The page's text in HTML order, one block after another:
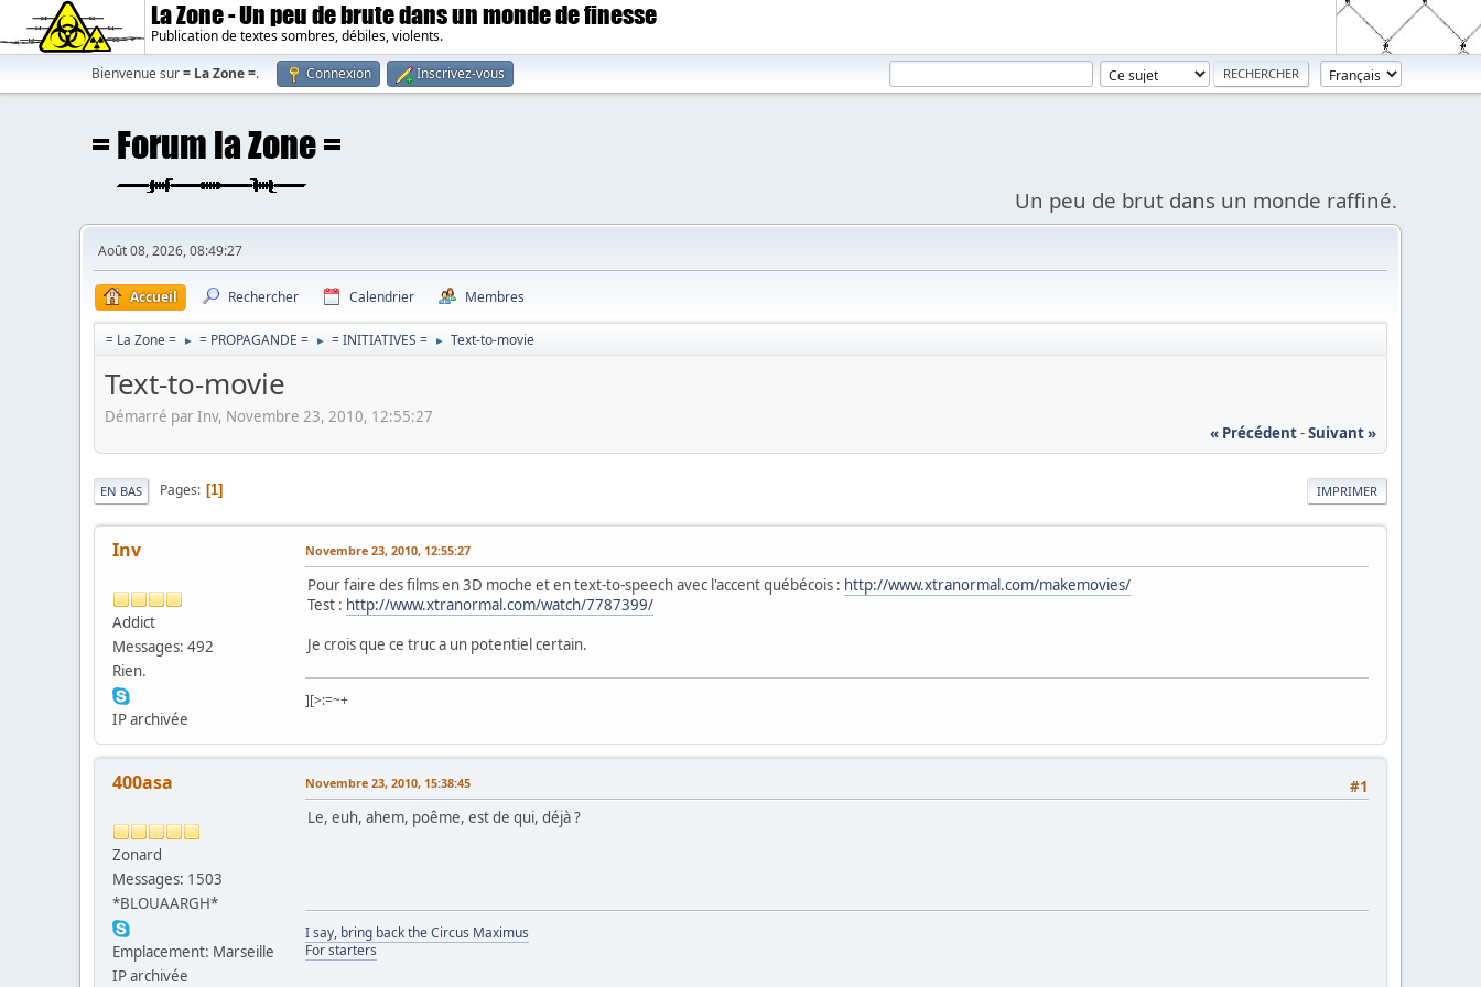
La Zone - Un peu de brute dans un monde de finesse
Publication de textes sombres, débiles, violents.
Bienvenue sur= La Zone =. Connexion Inscrivez-vous
Un peu de brut dans un monde raffiné.
Août 08, 2026, 08:49:27
Accueil Rechercher Calendrier Membres
= La Zone = ► = PROPAGANDE = ► = INITIATIVES = ► Text-to-movie
Text-to-movie
Démarré par Inv, Novembre 23, 2010, 12:55:27
« Précédent-Suivant »
IMPRIMER
EN BAS Pages 1
Inv
Addict
Messages: 492
Rien.
IP archivée
Novembre 23, 2010, 12:55:27
Pour faire des films en 3D moche et en text-to-speech avec l'accent québécois : http://www.xtranormal.com/makemovies/
Test : http://www.xtranormal.com/watch/7787399/
Je crois que ce truc a un potentiel certain.
][>:=~+
400asa
Zonard
Messages: 1503
*BLOUAARGH*
Emplacement: Marseille
IP archivée
#1
Novembre 23, 2010, 15:38:45
Le, euh, ahem, poême, est de qui, déjà ?
I say, bring back the Circus Maximus
For starters